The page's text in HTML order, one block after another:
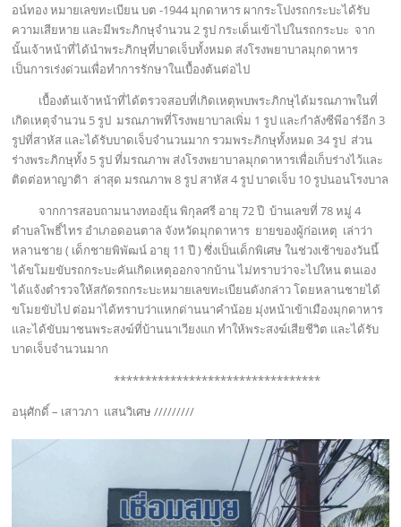
อน์ทอง หมายเลขทะเบียน บต -1944 มุกดาหาร ผากระโปงรถกระบะได้รับ
ความเสียหาย และมีพระภิกษุจำนวน 2 รูป กระเด็นเข้าไปในรถกระบะ จาก
นั้นเจ้าหน้าที่ได้นำพระภิกษุที่บาดเจ็บทั้งหมด ส่งโรงพยาบาลมุกดาหาร
เป็นการเร่งด่วนเพื่อทำการรักษาในเบื้องต้นต่อไป
เบื้องต้นเจ้าหน้าที่ได้ตรวจสอบที่เกิดเหตุพบพระภิกษุได้มรณภาพในที่
เกิดเหตุจำนวน 5 รูป มรณภาพที่โรงพยาบาลเพิ่ม 1 รูป และกำลังซีพีอาร์อีก 3
รูปที่สาหัส และได้รับบาดเจ็บจำนวนมาก รวมพระภิกษุทั้งหมด 34 รูป ส่วน
ร่างพระภิกษุทั้ง 5 รูป ที่มรณภาพ ส่งโรงพยาบาลมุกดาหารเพื่อเก็บร่างไว้และ
ติดต่อหาญาติา ล่าสุด มรณภาพ 8 รูป สาหัส 4 รูป บาดเจ็บ 10 รูปนอนโรงบาล
จากการสอบถามนางทองยุ้น พิกุลศรี อายุ 72 ปี บ้านเลขที่ 78 หมู่ 4
ตำบลโพธิ์ไทร อำเภอดอนตาล จังหวัดมุกดาหาร ยายของผู้ก่อเหตุ เล่าว่า
หลานชาย ( เด็กชายพิพัฒน์ อายุ 11 ปี ) ซึ่งเป็นเด็กพิเศษ ในช่วงเช้าของวันนี้
ได้ขโมยขับรถกระบะคันเกิดเหตุออกจากบ้าน ไม่ทราบว่าจะไปใหน ตนเอง
ได้แจ้งตำรวจให้สกัดรถกระบะหมายเลขทะเบียนดังกล่าว โดยหลานชายได้
ขโมยขับไป ต่อมาได้ทราบว่าแหกด่านนาคำน้อย มุ่งหน้าเข้าเมืองมุกดาหาร
และได้ขับมาชนพระสงฆ์ที่บ้านนาเวียงแก ทำให้พระสงฆ์เสียชีวิต และได้รับ
บาดเจ็บจำนวนมาก
*********************************
อนุศักดิ์ – เสาวภา แสนวิเศษ /////////